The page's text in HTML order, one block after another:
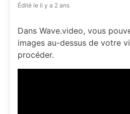
Édité le il y a 2 ans
Dans Wave.video, vous
images au-dessus de votre
procéder.